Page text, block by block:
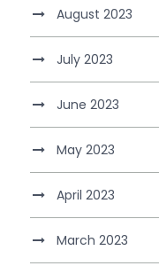
August 2023
July 2023
June 2023
May 2023
April 2023
March 2023